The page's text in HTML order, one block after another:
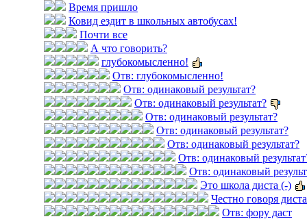
Время пришло
Ковид ездит в школьных автобусах!
Почти все
А что говорить?
глубокомысленно!
Отв: глубокомысленно!
Отв: одинаковый результат?
Отв: одинаковый результат?
Отв: одинаковый результат?
Отв: одинаковый результат?
Отв: одинаковый результат?
Отв: одинаковый
Отв: одинаковый
Это школа диста (-)
Честно говоря
Отв: фору даст